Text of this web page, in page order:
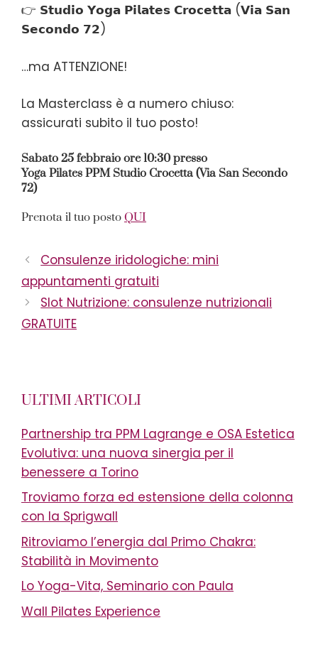
👉 𝗦𝘁𝘂𝗱𝗶𝗼 𝗬𝗼𝗴𝗮 𝗣𝗶𝗹𝗮𝘁𝗲𝘀 𝗖𝗿𝗼𝗰𝗲𝘁𝘁𝗮 (𝗩𝗶𝗮 𝗦𝗮𝗻
𝗦𝗲𝗰𝗼𝗻𝗱𝗼 𝟳𝟮)
…ma ATTENZIONE!
La Masterclass è a numero chiuso:
assicurati subito il tuo posto!
Sabato 25 febbraio ore 10:30 presso
Yoga Pilates PPM Studio Crocetta (Via San Secondo
72)
Prenota il tuo posto QUI
Consulenze iridologiche: mini
appuntamenti gratuiti
Slot Nutrizione: consulenze nutrizionali
GRATUITE
ULTIMI ARTICOLI
Partnership tra PPM Lagrange e OSA Estetica
Evolutiva: una nuova sinergia per il
benessere a Torino
Troviamo forza ed estensione della colonna
con la Sprigwall
Ritroviamo l’energia dal Primo Chakra:
Stabilità in Movimento
Lo Yoga-Vita, Seminario con Paula
Wall Pilates Experience